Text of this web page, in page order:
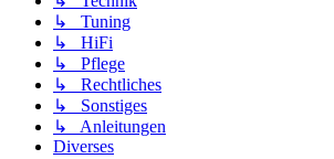
↳ Tuning
↳ HiFi
↳ Pflege
↳ Rechtliches
↳ Sonstiges
↳ Anleitungen
Diverses